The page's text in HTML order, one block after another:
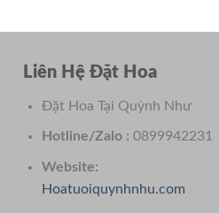
Liên Hệ Đặt Hoa
Đặt Hoa Tại Quỳnh Như
Hotline/Zalo : 0899942231
Website:
Hoatuoiquynhnhu.com